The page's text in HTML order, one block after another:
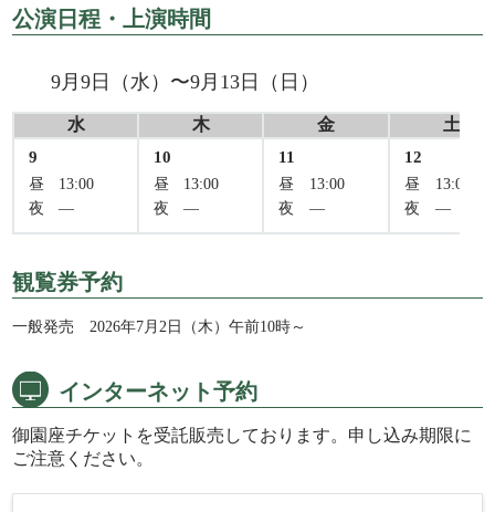
公演日程・上演時間
9月9日（水）〜9月13日（日）
水 木 金 土
9
昼
13:00
夜
―
10
昼
13:00
夜
―
11
昼
13:00
夜
―
12
昼
13:00
夜
―
観覧券予約
一般発売 2026年7月2日（木）午前10時～
インターネット予約
御園座チケットを受託販売しております。申し込み期限に
ご注意ください。